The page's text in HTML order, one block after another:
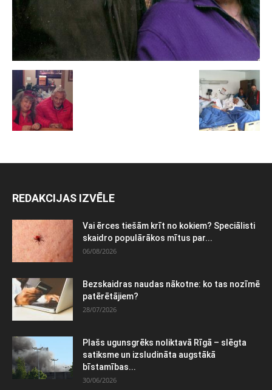
REDAKCIJAS IZVĒLE
Vai ērces tiešām krīt no kokiem? Speciālisti
skaidro populārākos mītus par...
06/08/2026
Bezskaidras naudas nākotne: ko tas nozīmē
patērētājiem?
28/07/2026
Plašs ugunsgrēks noliktavā Rīgā – slēgta
satiksme un izsludināta augstākā
bīstamības...
30/06/2026